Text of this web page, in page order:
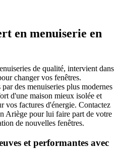
en menuiserie en
de qualité, intervient dans
changer vos fenêtres.
des menuiseries plus modernes
d'une maison mieux isolée et
vos factures d'énergie. Contactez
Ariège pour lui faire part de votre
de nouvelles fenêtres.
et performantes avec